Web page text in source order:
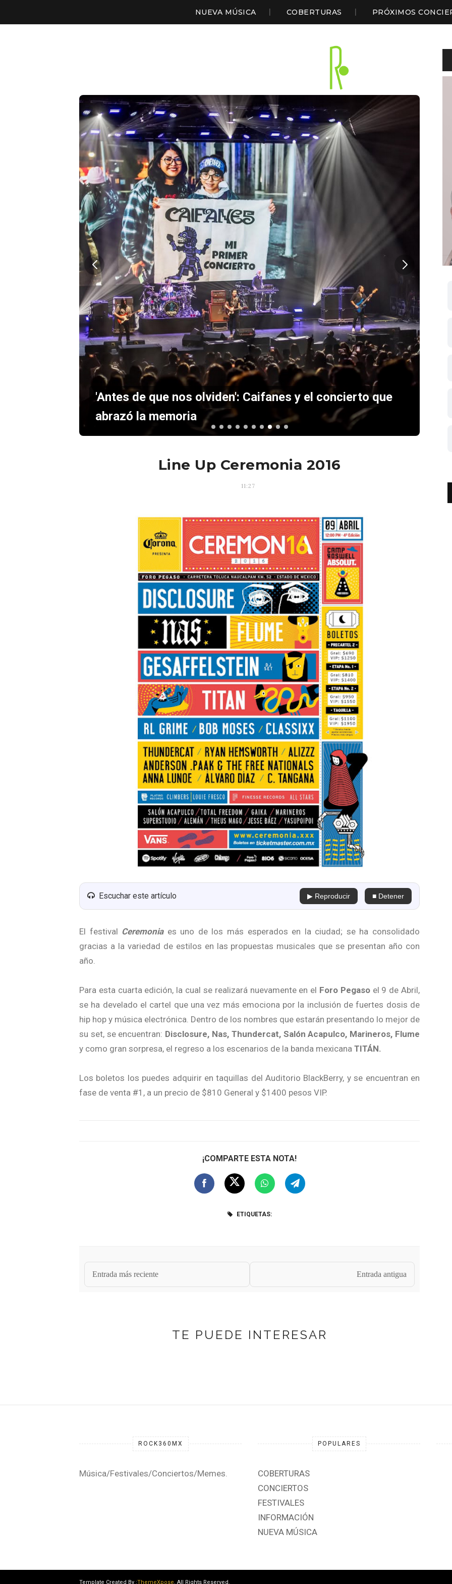
NUEVA MÚSICA COBERTURAS PRÓXIMOS
'Antes de que nos olviden': Caifanes y el concierto que
abrazó la memoria
Line Up Ceremonia 2016
11:27
Escuchar este artículo ▶ Reproducir ■ Detener
El festival Ceremoniaes uno de los más esperados en la ciudad; se ha consolidado
gracias a la variedad de estilos en las propuestas musicales que se presentan año con
año.
Para esta cuarta edición, la cual se realizará nuevamente en el Foro Pegasoel 9 de Abril,
se ha develado el cartel que una vez más emociona por la inclusión de fuertes dosis de
hip hop y música electrónica. Dentro de los nombres que estarán presentando lo mejor de
su set, se encuentran: Disclosure, Nas, Thundercat, Salón Acapulco, Marineros, Flume
y como gran sorpresa, el regreso a los escenarios de la banda mexicana TITÁN.
Los boletos los puedes adquirir en taquillas del Auditorio BlackBerry, y se encuentran en
fase de venta #1, a un precio de $810 General y $1400 pesos VIP.
¡COMPARTE ESTA NOTA!
ETIQUETAS:
Entrada más reciente Entrada antigua
TE PUEDE INTERESAR
ROCK360MX
Música/Festivales/Conciertos/Memes.
POPULARES
COBERTURAS
CONCIERTOS
FESTIVALES
INFORMACIÓN
NUEVA MÚSICA
Template Created By :ThemeXpose. All Rights Reserved.